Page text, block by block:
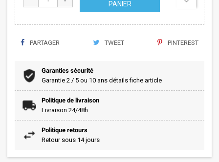
PANIER
PARTAGER TWEET PINTEREST
Garanties sécurité
Garantie 2 / 5 ou 10 ans détails fiche article
Politique de livraison
Livraison 24/48h
Politique retours
Retour sous 14 jours